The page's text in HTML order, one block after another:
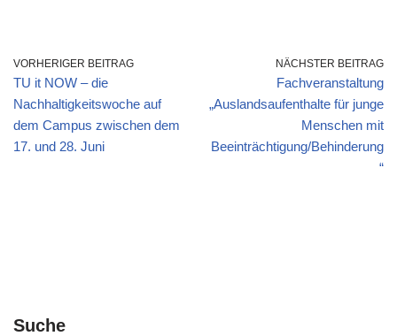
VORHERIGER BEITRAG
TU it NOW – die
Nachhaltigkeitswoche auf
dem Campus zwischen dem
17. und 28. Juni
NÄCHSTER BEITRAG
Fachveranstaltung
„Auslandsaufenthalte für junge
Menschen mit
Beeinträchtigung/Behinderung
“
Suche